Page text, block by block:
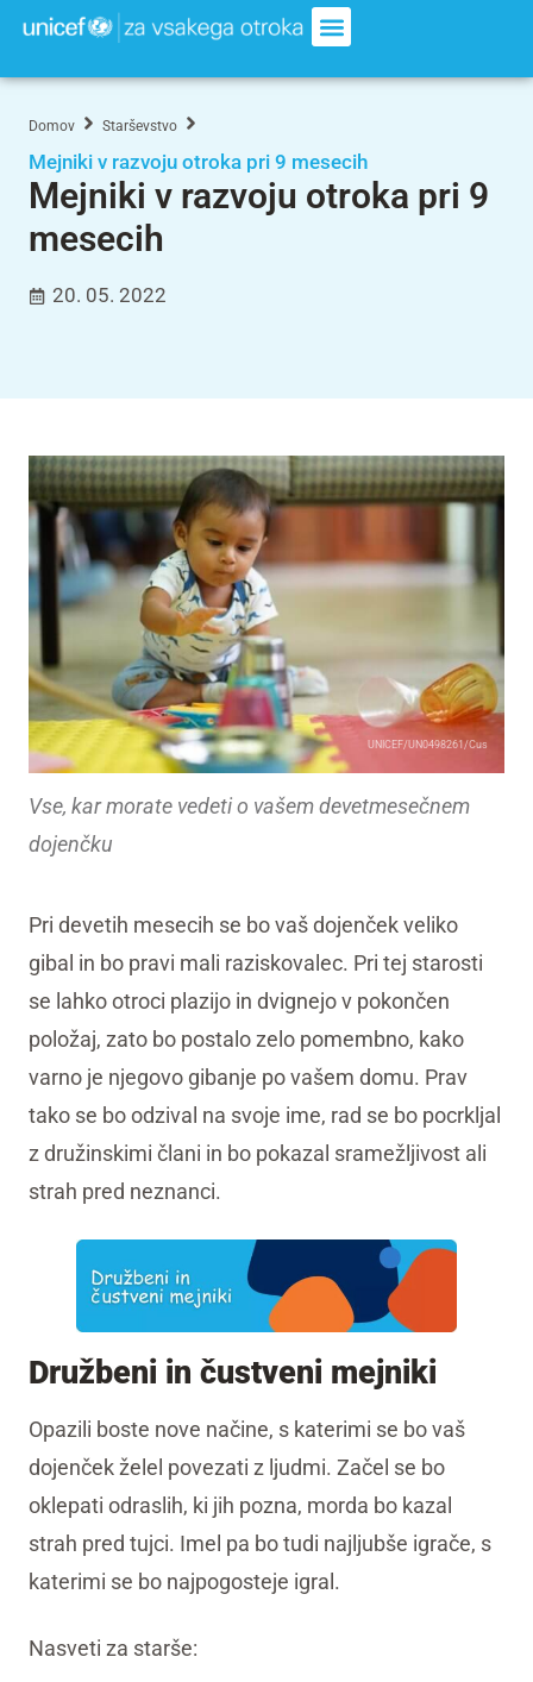
Domov Starševstvo
Mejniki v razvoju otroka pri 9 mesecih
Mejniki v razvoju otroka pri 9
mesecih
20. 05. 2022
UNICEF/UN0498261/Cus
Vse, kar morate vedeti o vašem devetmesečnem
dojenčku
Pri devetih mesecih se bo vaš dojenček veliko
gibal in bo pravi mali raziskovalec. Pri tej starosti
se lahko otroci plazijo in dvignejo v pokončen
položaj, zato bo postalo zelo pomembno, kako
varno je njegovo gibanje po vašem domu. Prav
tako se bo odzival na svoje ime, rad se bo pocrkljal
z družinskimi člani in bo pokazal sramežljivost ali
strah pred neznanci.
Družbeni in čustveni mejniki
Opazili boste nove načine, s katerimi se bo vaš
dojenček želel povezati z ljudmi. Začel se bo
oklepati odraslih, ki jih pozna, morda bo kazal
strah pred tujci. Imel pa bo tudi najljubše igrače, s
katerimi se bo najpogosteje igral.
Nasveti za starše: